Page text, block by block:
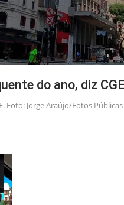
do ano, diz
Foto: Jorge Araújo/Fotos Públicas